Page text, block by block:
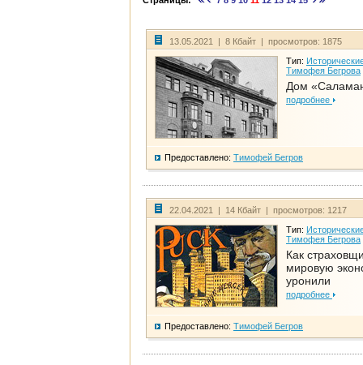
13.05.2021 | 8 Кбайт | просмотров: 1875
Тип:
Тимофея Бегрова
Дом
подробнее
Предоставлено: Тимофей Бегров
22.04.2021 | 14 Кбайт | просмотров: 1217
Тип:
Тимофея Бегрова
Как
мировую
уронили
подробнее
Предоставлено: Тимофей Бегров